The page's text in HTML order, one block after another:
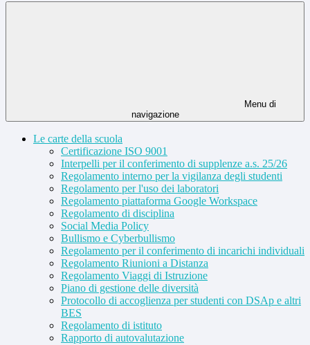
Menu di
navigazione
Le carte della scuola
Certificazione ISO 9001
Interpelli per il conferimento di supplenze a.s. 25/26
Regolamento interno per la vigilanza degli studenti
Regolamento per l'uso dei laboratori
Regolamento piattaforma Google Workspace
Regolamento di disciplina
Social Media Policy
Bullismo e Cyberbullismo
Regolamento per il conferimento di incarichi individuali
Regolamento Riunioni a Distanza
Regolamento Viaggi di Istruzione
Piano di gestione delle diversità
Protocollo di accoglienza per studenti con DSAp e altri
BES
Regolamento di istituto
Rapporto di autovalutazione